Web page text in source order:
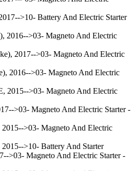
>10- Battery And Electric Starter
2016-->03- Magneto And Electric
2017-->03- Magneto And Electric
2016-->03- Magneto And Electric
2015-->03- Magneto And Electric
>03- Magneto And Electric Starter -
>03- Magneto And Electric
>10- Battery And Starter
>03- Magneto And Electric Starter -